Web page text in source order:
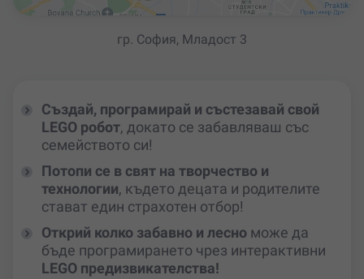
гр. София, Младост 3
Създай, програмирай и състезавай свой
LEGO робот, докато се забавляваш със
семейството си!
Потопи се в свят на творчество и
технологии, където децата и родителите
стават един страхотен отбор!
Открий колко забавно и лесно може да
бъде програмирането чрез интерактивни
LEGO предизвикателства!